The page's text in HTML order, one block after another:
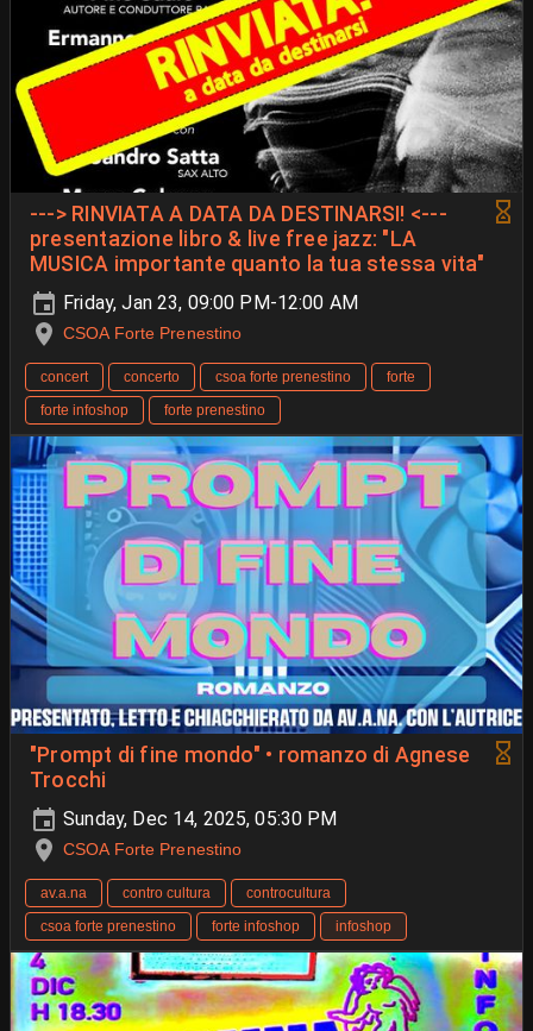
---> RINVIATA A DATA DA DESTINARSI! <---
presentazione libro & live free jazz: "LA
MUSICA importante quanto la tua stessa vita"
Friday, Jan 23, 09:00 PM-12:00 AM
CSOA Forte Prenestino
concert concerto csoa forte prenestino
forte
forte infoshop
forte prenestino
"Prompt di fine mondo" • romanzo di Agnese
Trocchi
Sunday, Dec 14, 2025, 05:30 PM
CSOA Forte Prenestino
av.a.na contro cultura
controcultura
csoa forte prenestino
forte infoshop infoshop